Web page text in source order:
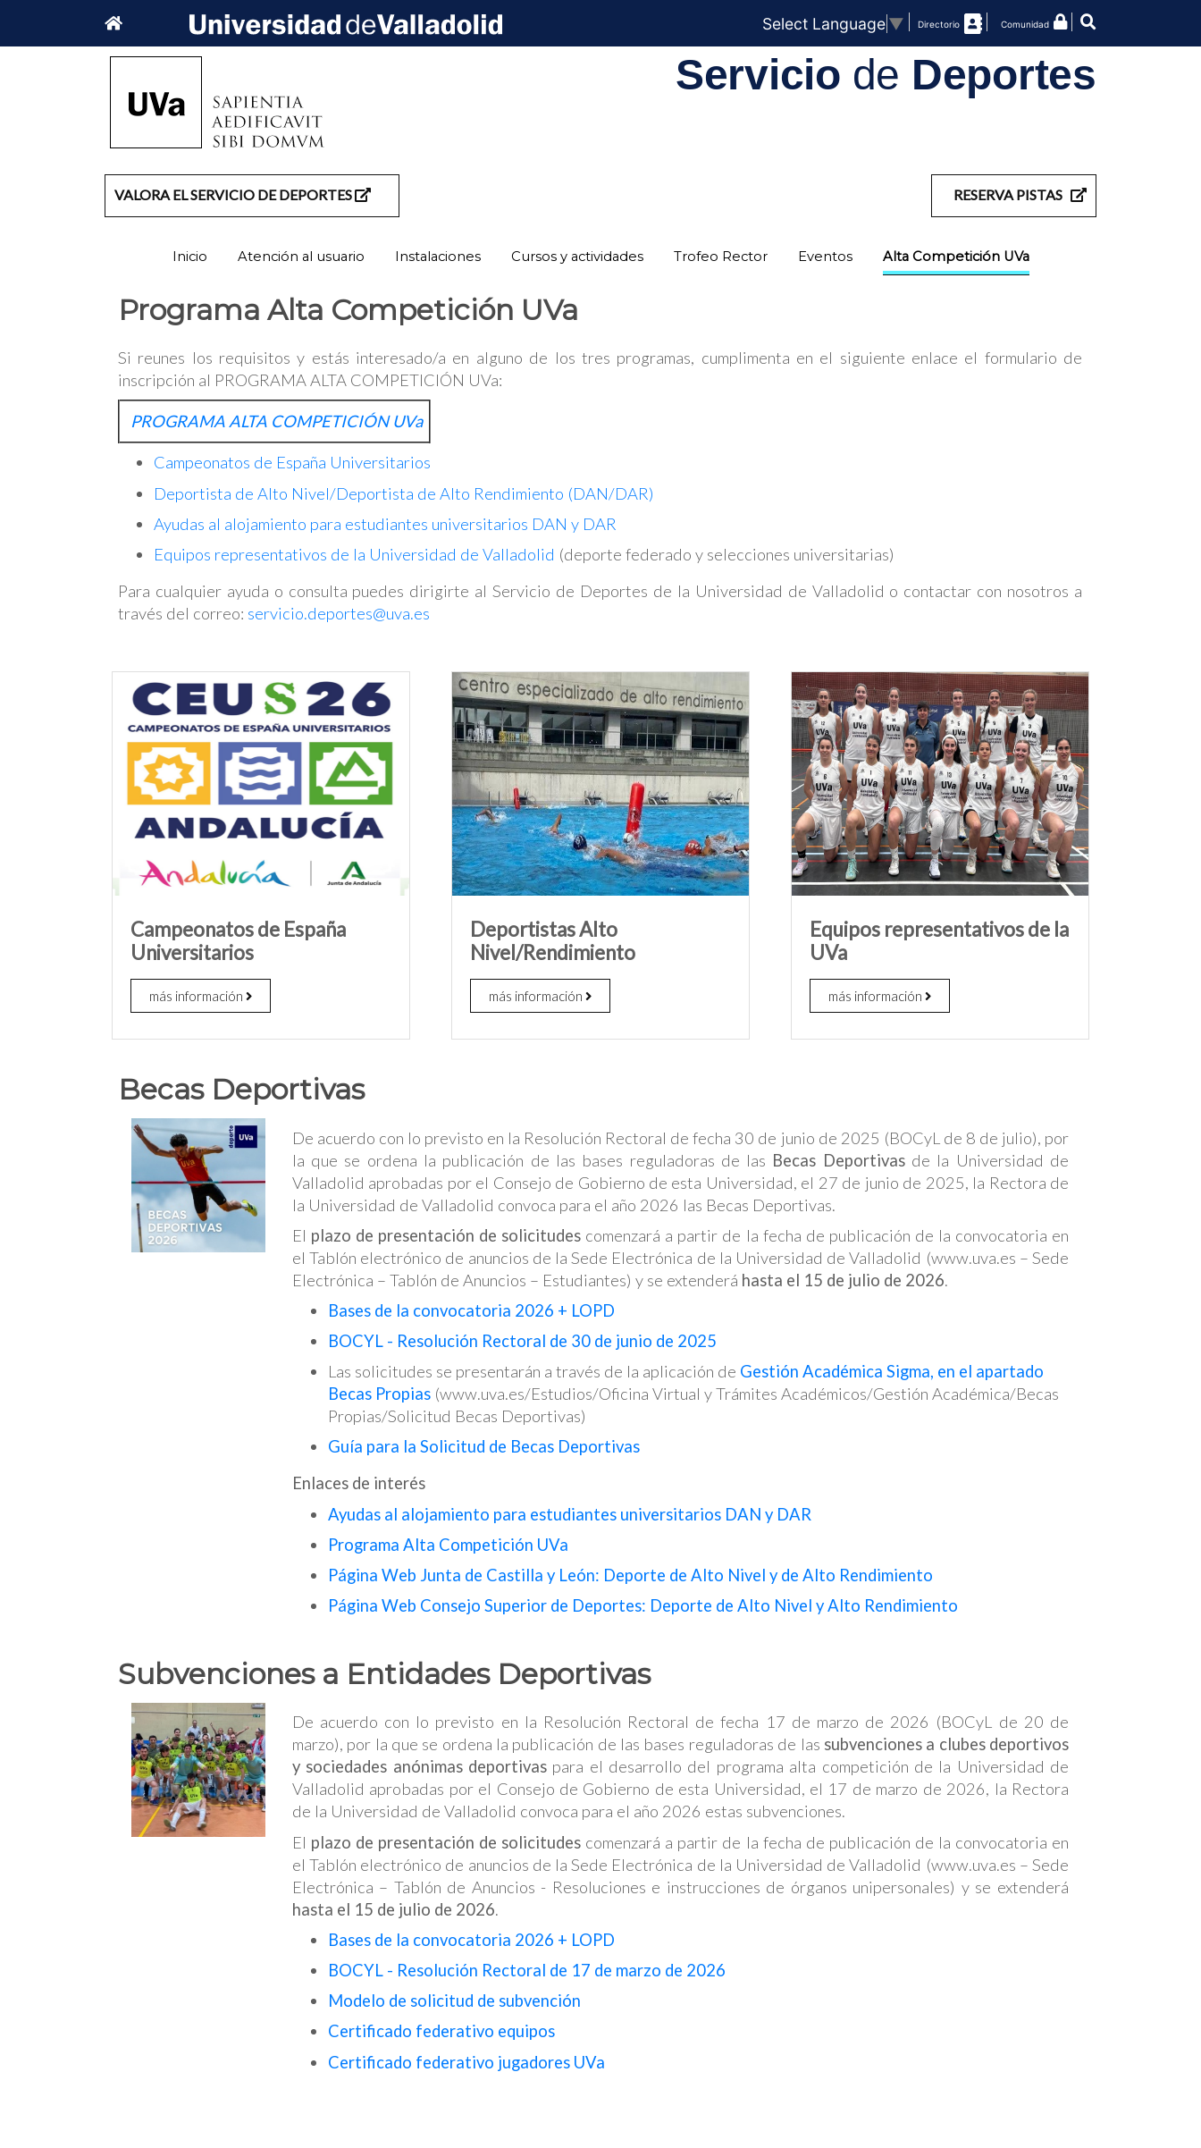
Select Language▼ Directorio Comunidad
Servicio de Deportes
VALORA EL SERVICIO DE DEPORTES RESERVA PISTAS
Inicio Atención al usuario Instalaciones Cursos y actividades Trofeo Rector Eventos Alta Competición UVa
Programa Alta Competición UVa
Si reunes los requisitos y estás interesado/a en alguno de los tres programas, cumplimenta en el siguiente enlace el formulario de
inscripción al PROGRAMA ALTA COMPETICIÓN UVa:
PROGRAMA ALTA COMPETICIÓN UVa
Campeonatos de España Universitarios
Deportista de Alto Nivel/Deportista de Alto Rendimiento (DAN/DAR)
Ayudas al alojamiento para estudiantes universitarios DAN y DAR
Equipos representativos de la Universidad de Valladolid (deporte federado y selecciones universitarias)
Para cualquier ayuda o consulta puedes dirigirte al Servicio de Deportes de la Universidad de Valladolid o contactar con nosotros a
través del correo: servicio.deportes@uva.es
Campeonatos de España
Universitarios
más información
Deportistas Alto
Nivel/Rendimiento
más información
Equipos representativos de la
UVa
más información
Becas Deportivas
De acuerdo con lo previsto en la Resolución Rectoral de fecha 30 de junio de 2025 (BOCyL de 8 de julio), por
la que se ordena la publicación de las bases reguladoras de las Becas Deportivasde la Universidad de
Valladolid aprobadas por el Consejo de Gobierno de esta Universidad, el 27 de junio de 2025, la Rectora de
la Universidad de Valladolid convoca para el año 2026 las Becas Deportivas.
El plazo de presentación de solicitudes comenzará a partir de la fecha de publicación de la convocatoria en
el Tablón electrónico de anuncios de la Sede Electrónica de la Universidad de Valladolid (www.uva.es – Sede
Electrónica – Tablón de Anuncios – Estudiantes) y se extenderá hasta el 15 de julio de 2026.
Bases de la convocatoria 2026 + LOPD
BOCYL - Resolución Rectoral de 30 de junio de 2025
Las solicitudes se presentarán a través de la aplicación de Gestión Académica Sigma, en el apartado
Becas Propias(www.uva.es/Estudios/Oficina Virtual y Trámites Académicos/Gestión Académica/Becas
Propias/Solicitud Becas Deportivas)
Guía para la Solicitud de Becas Deportivas
Enlaces de interés
Ayudas al alojamiento para estudiantes universitarios DAN y DAR
Programa Alta Competición UVa
Página Web Junta de Castilla y León: Deporte de Alto Nivel y de Alto Rendimiento
Página Web Consejo Superior de Deportes: Deporte de Alto Nivel y Alto Rendimiento
Subvenciones a Entidades Deportivas
De acuerdo con lo previsto en la Resolución Rectoral de fecha 17 de marzo de 2026 (BOCyL de 20 de
marzo), por la que se ordena la publicación de las bases reguladoras de las subvenciones a clubes deportivos
y sociedades anónimas deportivaspara el desarrollo del programa alta competición de la Universidad de
Valladolid aprobadas por el Consejo de Gobierno de esta Universidad, el 17 de marzo de 2026, la Rectora
de la Universidad de Valladolid convoca para el año 2026 estas subvenciones.
El plazo de presentación de solicitudes comenzará a partir de la fecha de publicación de la convocatoria en
el Tablón electrónico de anuncios de la Sede Electrónica de la Universidad de Valladolid (www.uva.es – Sede
Electrónica – Tablón de Anuncios - Resoluciones e instrucciones de órganos unipersonales) y se extenderá
hasta el 15 de julio de 2026.
Bases de la convocatoria 2026 + LOPD
BOCYL - Resolución Rectoral de 17 de marzo de 2026
Modelo de solicitud de subvención
Certificado federativo equipos
Certificado federativo jugadores UVa